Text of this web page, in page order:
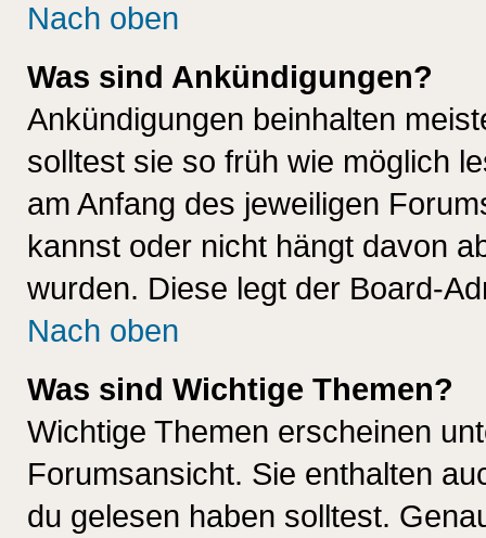
Nach oben
Was sind Ankündigungen?
Ankündigungen beinhalten
solltest sie so früh wie möglich
am Anfang des jeweiligen
kannst oder nicht hängt davon
wurden. Diese legt der Board-
Nach oben
Was sind Wichtige Themen?
Wichtige Themen erscheinen
Forumsansicht. Sie enthalten
du gelesen haben solltest.